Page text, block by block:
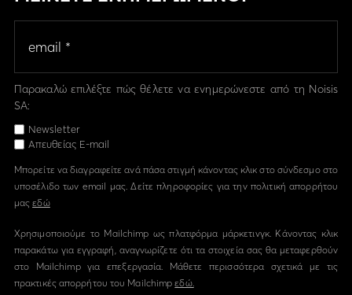
Παρακαλώ επιλέξτε πώς θέλετε να ενημερώνεστε από τη Noisis
SA:
Newsletter
Απευθείας E-mail
Μπορείτε να διαγραφείτε ανά πάσα στιγμή κάνοντας κλικ στο σύνδεσμο στο
υποσέλιδο των email μας. Δείτε πληροφορίες για την πολιτική απορρήτου
μαςεδώ
Χρησιμοποιούμε το Mailchimp ως πλατφόρμα μάρκετινγκ. Κάνοντας κλικ
παρακάτω για εγγραφή, αναγνωρίζετε ότι τα στοιχεία σας θα μεταφερθούν
στο Mailchimp για επεξεργασία. Μάθετε περισσότερα σχετικά με τις
πρακτικές απορρήτου του Mailchimpεδώ.